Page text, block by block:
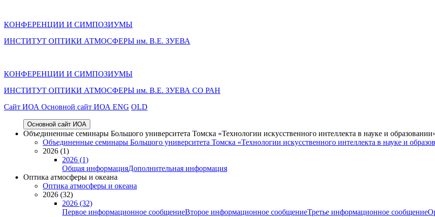
КОНФЕРЕНЦИИ И СИМПОЗИУМЫ
ИНСТИТУТ ОПТИКИ АТМОСФЕРЫ им. В.Е. ЗУЕВА
КОНФЕРЕНЦИИ И СИМПОЗИУМЫ
ИНСТИТУТ ОПТИКИ АТМОСФЕРЫ им. В.Е. ЗУЕВА СО РАН
Cайт ИОА Основной сайт ИОА ENG OLD
Основной сайт ИОА
Объединенные семинары Большого университета Томска «Технологии искусственного интеллекта в науке и
Объединенные семинары Большого университета Томска «Технологии искусственного интеллекта в науке и
2026 (1)
2026 (1)
Общая информацияДополнительная информация
Оптика атмосферы и океана
Оптика атмосферы и океана
2026 (32)
2026 (32)
Первое информационное сообщениеВторое информационное сообщениеТретье информационное сообщение